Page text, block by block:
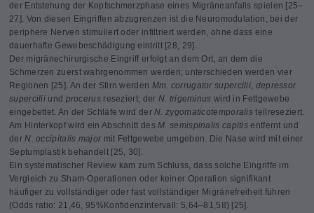
der Entstehung der Kopfschmerzphase eines Migräneanfalls spielen [25–
27]. Von diesen Eingriffen abzugrenzen ist die Neuromodulation, bei der
periphere Nerven stimuliert oder infiltriert werden, ohne dass eine
dauerhafte Gewebeschädigung eintritt [28, 29].
Der migränechirurgische Eingriff erfolgt an dem Ort, an dem die
Schmerzen zuerst wahrgenommen werden; unterschieden werden vier
Regionen [25]. An der Stirn werden Mm. corrugator supercilii, depressor
supercilii und procerusreseziert; der N. trigeminus wird in Fettgewebe
eingebettet. An der Schläfe wird derN. zygomaticotemporalis teilreseziert.
Am Hinterkopf wird ein Abschnitt desM. semispinalis capitis entfernt und
derN. occipitalis major mit Fettgewebe umgeben. Die Nase wird mit einer
Septumplastik behandelt [25, 30].
Ein systematischer Review kam zum Schluss, dass solche Eingriffe im
Vergleich zu Sham-Operationen oder keiner Operation signifikant
häufiger zu vollständiger oder fast vollständiger Migränefreiheit führen
(Odds ratio: 21,46, 95%­Konfidenzintervall: 5,64–81,58) [25].